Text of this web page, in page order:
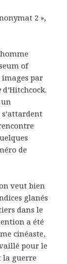
2 »,
of
images par
d’Hitchcock.
un
de
veut bien
glanés
dans le
a été
cinéaste,
pour le
la guerre